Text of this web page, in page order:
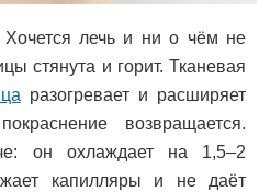
лечь и ни о чём не
стянута и горит. Тканевая
разогревает и расширяет
возвращается.
он охлаждает на 1,5–2
капилляры и не даёт